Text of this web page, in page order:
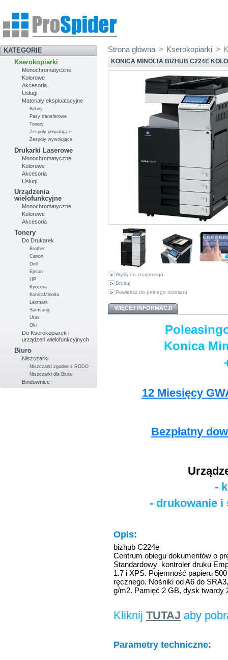
KATEGORIE
Kserokopiarki
Monochromatyczne
Kolorowe
Akcesoria
Usługi
Materiały eksploatacyjne
Bębny
Pasy transferowe
Tonery
Zespoły utrwalające
Zespoły wywołujące
Drukarki Laserowe
Monochromatyczne
Kolorowe
Akcesoria
Usługi
Urządzenia
wielofunkcyjne
Monochromatyczne
Kolorowe
Akcesoria
Tonery
Do Drukarek
Brother
Canon
Dell
Epson
HP
Kyocera
KonicaMinolta
Lexmark
Samsung
Utax
Oki
Do Kserokopiarek i
urządzeń wielofunkcyjnych
Biuro
Niszczarki
Niszczarki zgodne z RODO
Niszczarki dla Biura
Bindownice
Strona główna > Kserokopiarki >
KONICA MINOLTA BIZHUB C224E
Wyślij do znajomego
Drukuj
Powiększ do pełnego rozmiaru
WIĘCEJ INFORMACJI
Konica
12 Miesięcy
Bezpłatny
-
- drukowanie i
Opis:
bizhub C224e
Centrum obiegu dokumentów o
Standardowy kontroler druku
1.7 i XPS. Pojemność papieru
ręcznego. Nośniki od A6 do
g/m2. Pamięć 2 GB, dysk twardy
Kliknij TUTAJ aby
Parametry techniczne: